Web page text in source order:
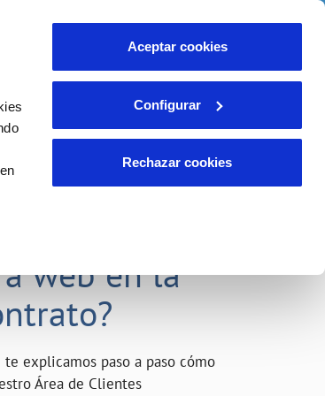
Aceptar cookies
Configurar
Rechazar cookies
INCIDENCIAS
Comunica anomalías o posibles
web en la
explicamos paso a paso cómo
Área de Clientes